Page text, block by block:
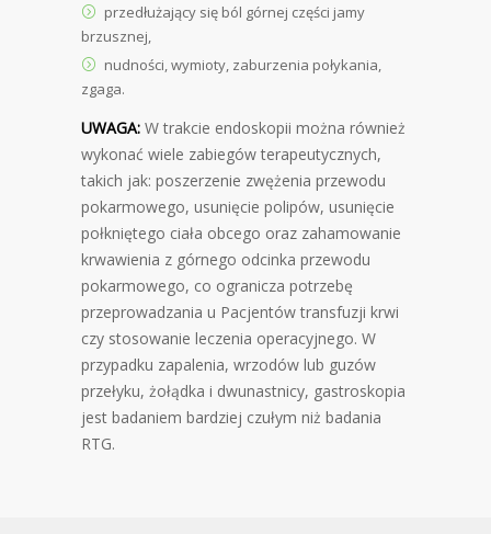
przedłużający się ból górnej części jamy
brzusznej,
nudności, wymioty, zaburzenia połykania,
zgaga.
UWAGA: W trakcie endoskopii można również
wykonać wiele zabiegów terapeutycznych,
takich jak: poszerzenie zwężenia przewodu
pokarmowego, usunięcie polipów, usunięcie
połkniętego ciała obcego oraz zahamowanie
krwawienia z górnego odcinka przewodu
pokarmowego, co ogranicza potrzebę
przeprowadzania u Pacjentów transfuzji krwi
czy stosowanie leczenia operacyjnego. W
przypadku zapalenia, wrzodów lub guzów
przełyku, żołądka i dwunastnicy, gastroskopia
jest badaniem bardziej czułym niż badania
RTG.